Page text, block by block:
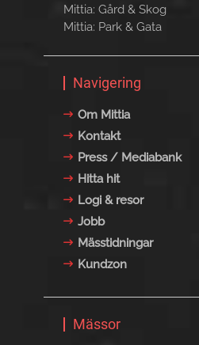
Mittia: Gård & Skog
Mittia: Park & Gata
Navigering
Om Mittia
Kontakt
Press / Mediabank
Hitta hit
Logi & resor
Jobb
Mässtidningar
Kundzon
Mässor